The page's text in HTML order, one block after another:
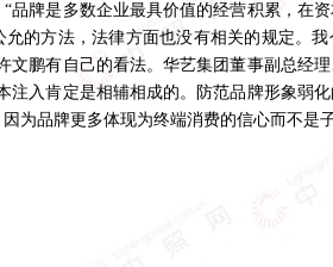
品牌是多数企业最具价值的经营积累，在资
的方法，法律方面也没有相关的规定。
文鹏有自己的看法。华艺集团董事副总经
注入肯定是相辅相成的。防范品牌形象弱
为品牌更多体现为终端消费的信心而不是